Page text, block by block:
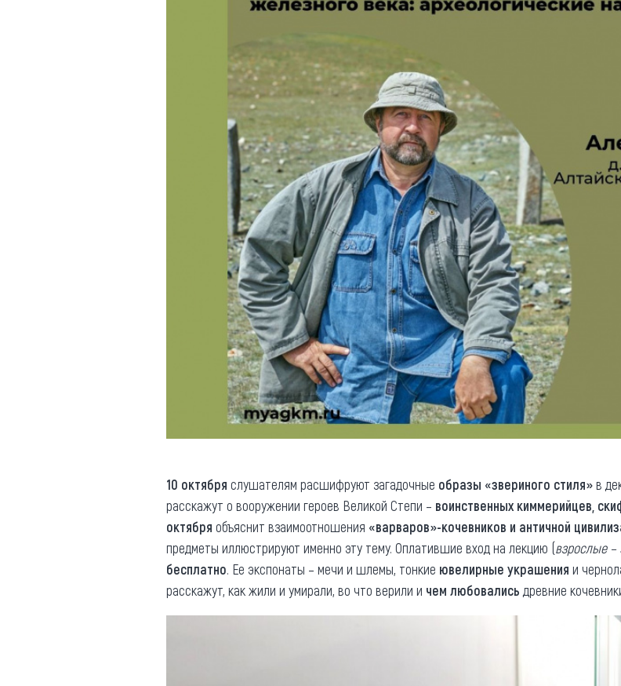
10 октября слушателям расшифруют загадочные образы «звериного стиля»в
расскажут о вооружении героев Великой Степи – воинственных киммерийцев,
октября объяснит взаимоотношения «варваров»-кочевников и античной
предметы иллюстрируют именно эту тему. Оплатившие вход на лекцию (взрослые –
бесплатно. Ее экспонаты – мечи и шлемы, тонкие ювелирные украшения и
расскажут, как жили и умирали, во что верили и чем любовались древние